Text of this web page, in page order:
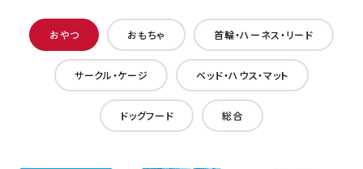
おやつ おもちゃ 首輪・ハーネス・リード
サークル・ケージ ベッド・ハウス・マット
ドッグフード 総合